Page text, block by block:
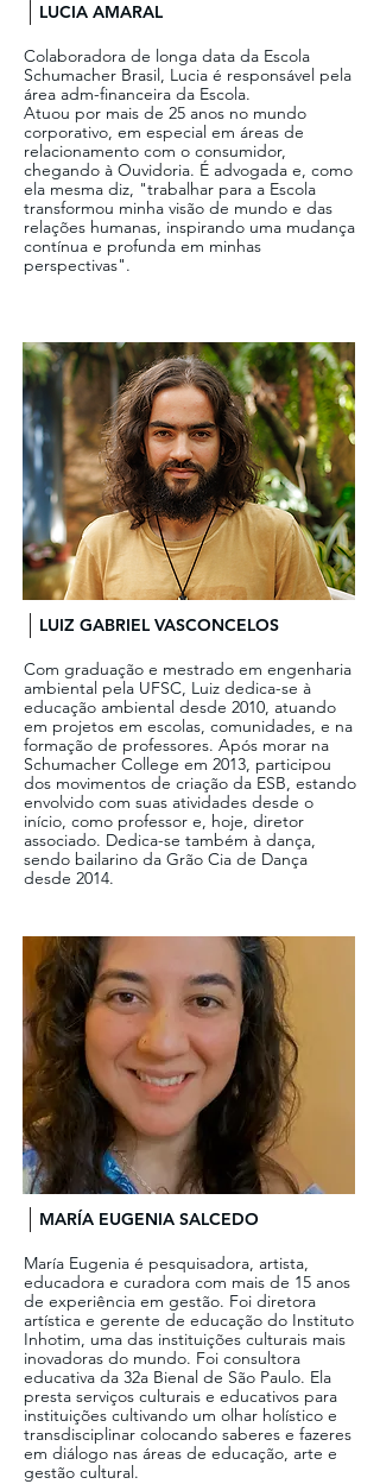
LUCIA AMARAL
Colaboradora de longa data da Escola
Schumacher Brasil, Lucia é responsável pela
área adm-financeira da Escola.
Atuou por mais de 25 anos no mundo
corporativo, em especial em áreas de
relacionamento com o consumidor,
chegando à Ouvidoria. É advogada e, como
ela mesma diz, "trabalhar para a Escola
transformou minha visão de mundo e das
relações humanas, inspirando uma mudança
contínua e profunda em minhas
perspectivas".
LUIZ GABRIEL VASCONCELOS
Com graduação e mestrado em engenharia
ambiental pela UFSC, Luiz dedica-se à
educação ambiental desde 2010, atuando
em projetos em escolas, comunidades, e na
formação de professores. Após morar na
Schumacher College em 2013, participou
dos movimentos de criação da ESB, estando
envolvido com suas atividades desde o
início, como professor e, hoje, diretor
associado. Dedica-se também à dança,
sendo bailarino da Grão Cia de Dança
desde 2014.
MARÍA EUGENIA SALCEDO
María Eugenia é pesquisadora, artista,
educadora e curadora com mais de 15 anos
de experiência em gestão. Foi diretora
artística e gerente de educação do Instituto
Inhotim, uma das instituições culturais mais
inovadoras do mundo. Foi consultora
educativa da 32a Bienal de São Paulo. Ela
presta serviços culturais e educativos para
instituições cultivando um olhar holístico e
transdisciplinar colocando saberes e fazeres
em diálogo nas áreas de educação, arte e
gestão cultural.